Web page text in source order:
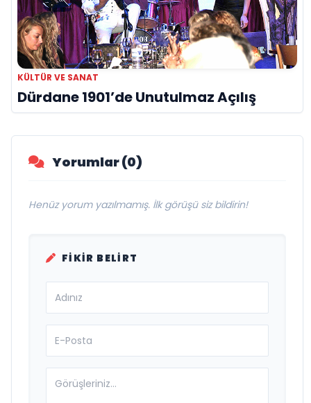
KÜLTÜR VE SANAT
Dürdane 1901’de Unutulmaz Açılış
Yorumlar (0)
Henüz yorum yazılmamış. İlk görüşü siz bildirin!
FIKIR BELIRT